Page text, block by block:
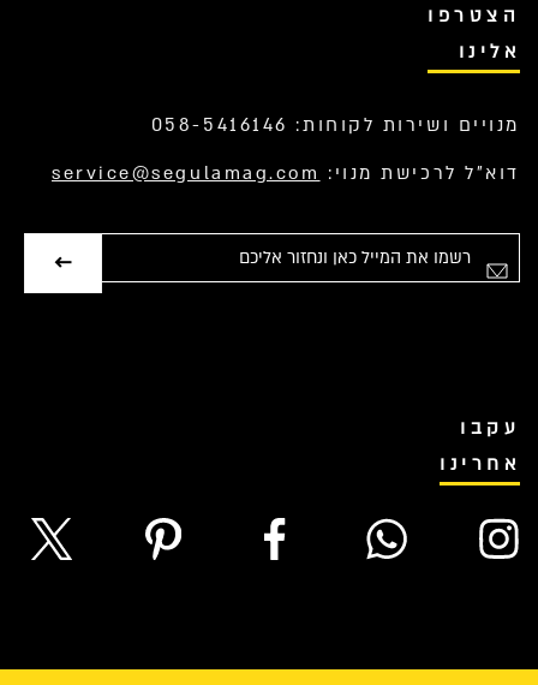
הצטרפו
אלינו
מנויים ושירות לקוחות: 058-5416146
דוא”ל לרכישת מנוי: service@segulamag.com
עקבו
אחרינו